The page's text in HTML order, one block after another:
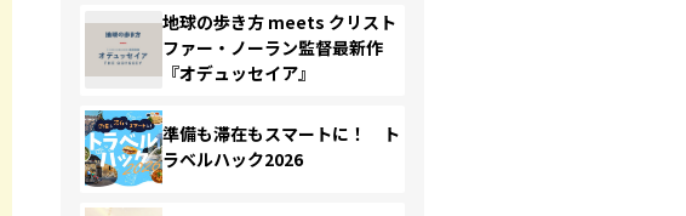
地球の歩き方 meets クリスト
ファー・ノーラン監督最新作
『オデュッセイア』
準備も滞在もスマートに！ ト
ラベルハック2026